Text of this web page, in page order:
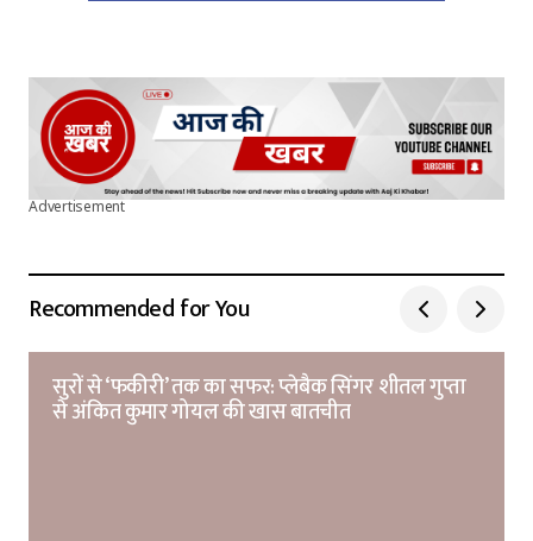
Advertisement
Recommended for You
सुरों से ‘फकीरी’ तक का सफर: प्लेबैक सिंगर शीतल गुप्ता
से अंकित कुमार गोयल की खास बातचीत